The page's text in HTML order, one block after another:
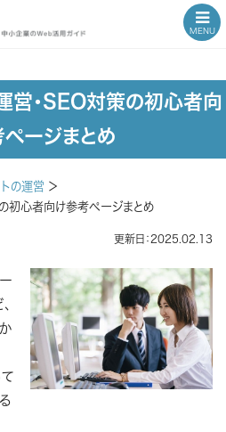
MENU
営・SEO対策の初心者向
ページまとめ
の運営 ＞
初心者向け参考ページまとめ
更新日：2025.02.13